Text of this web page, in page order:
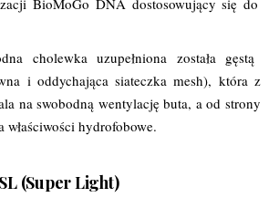
BioMoGo DNA dostosowujący się do
cholewka uzupełniona została gęstą
i oddychająca siateczka mesh), która z
na swobodną wentylację buta, a od strony
właściwości hydrofobowe.
(Super Light)